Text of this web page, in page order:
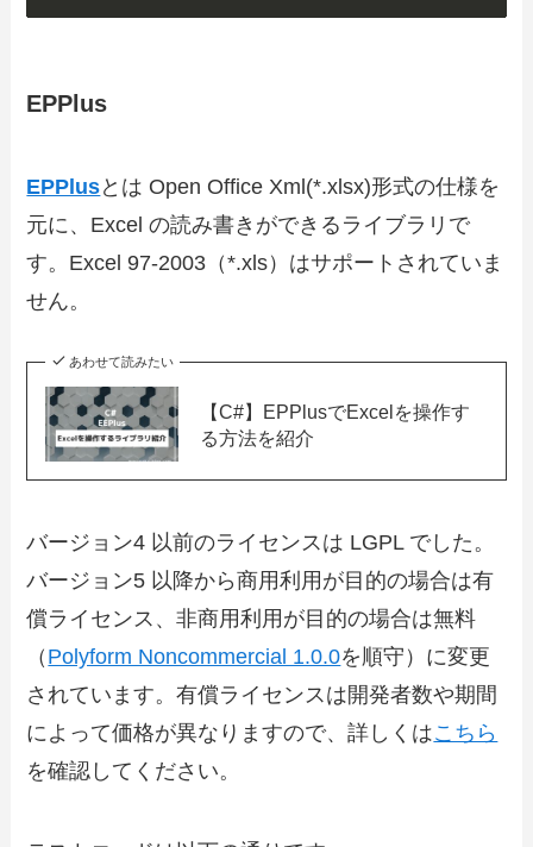
EPPlus
EPPlusとは Open Office Xml(*.xlsx)形式の仕様を
元に、Excel の読み書きができるライブラリで
す。Excel 97-2003（*.xls）はサポートされていま
せん。
あわせて読みたい
【C#】EPPlusでExcelを操作す
る方法を紹介
バージョン4 以前のライセンスは LGPL でした。
バージョン5 以降から商用利用が目的の場合は有
償ライセンス、非商用利用が目的の場合は無料
（ Polyform Noncommercial 1.0.0を順守）に変更
されています。有償ライセンスは開発者数や期間
によって価格が異なりますので、詳しくはこちら
を確認してください。